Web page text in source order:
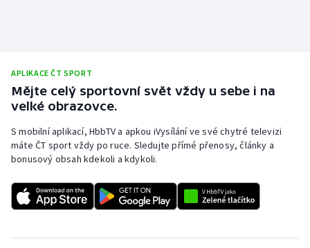
APLIKACE ČT SPORT
Mějte celý sportovní svět vždy u sebe i na
velké obrazovce.
S mobilní aplikací, HbbTV a apkou iVysílání ve své chytré televizi
máte ČT sport vždy po ruce. Sledujte přímé přenosy, články a
bonusový obsah kdekoli a kdykoli.